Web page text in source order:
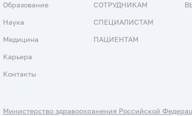
Образование
Наука
Медицина
Карьера
Контакты
СОТРУДНИКАМ
СПЕЦИАЛИСТАМ
ПАЦИЕНТАМ
Министерство здравоохранения Российской